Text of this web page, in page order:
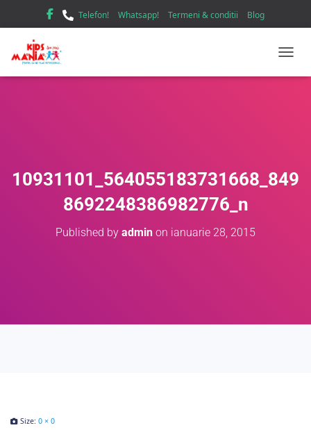
Telefon! Whatsapp! Termeni & conditii Blog
10931101_564055183731668_849
8692248386982776_n
Published by admin on ianuarie 28, 2015
Size: 0 × 0